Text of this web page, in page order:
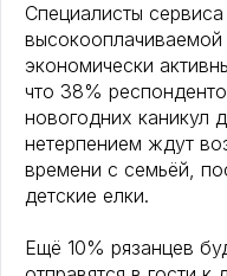
Специалисты
высокооплачиваемой
экономически
что 38%
новогодних каникул
нетерпением ждут
времени с семьёй,
детские елки.
Ещё 10% рязанцев